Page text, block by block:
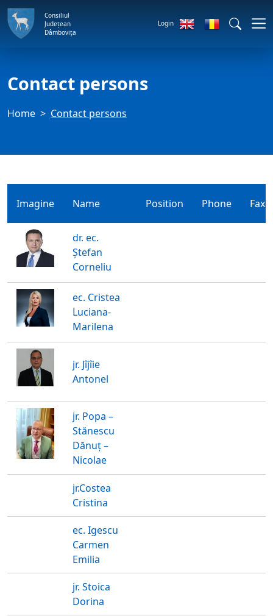
Consiliul
Județean
Dâmbovița
Login
Contact persons
Home Contact persons
Imagine Name Position Phone Fax
dr. ec.
Ștefan
Corneliu
ec. Cristea
Luciana-
Marilena
jr. Jîjîie
Antonel
jr. Popa –
Stănescu
Dănuț –
Nicolae
jr.Costea
Cristina
ec. Igescu
Carmen
Emilia
jr. Stoica
Dorina